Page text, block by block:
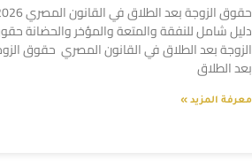
دليل شامل للنفقة والمتعة والمؤخر والحضانة
الزوجة بعد الطلاق في القانون المصري حقوق
بعد الطلاق
معرفة المزيد »